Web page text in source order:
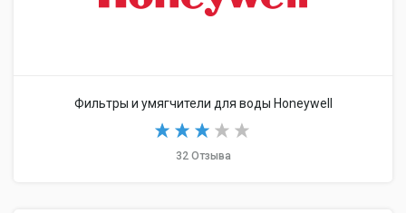
Фильтры и умягчители для воды Honeywell
32 Отзыва